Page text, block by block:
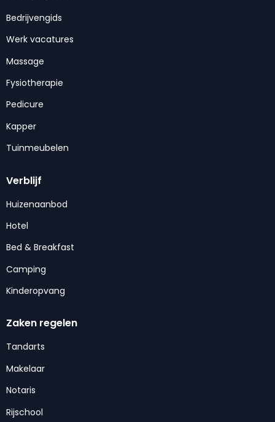
Bedrijvengids
Werk vacatures
Massage
Fysiotherapie
Pedicure
Kapper
Tuinmeubelen
Verblijf
Huizenaanbod
Hotel
Bed & Breakfast
Camping
Kinderopvang
Zaken regelen
Tandarts
Makelaar
Notaris
Rijschool